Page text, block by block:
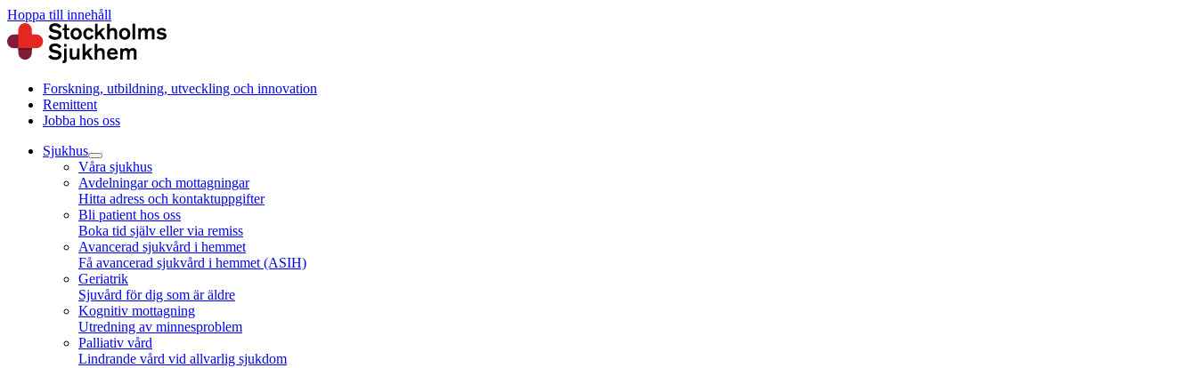
Hoppa till innehåll
Forskning, utbildning, utveckling och innovation
Remittent
Jobba hos oss
Sjukhus
Våra sjukhus
Avdelningar och mottagningar
Hitta adress och kontaktuppgifter
Bli patient hos oss
Boka tid själv eller via remiss
Avancerad sjukvård i hemmet
Få avancerad sjukvård i hemmet (ASIH)
Geriatrik
Sjuvård för dig som är äldre
Kognitiv mottagning
Utredning av minnesproblem
Palliativ vård
Lindrande vård vid allvarlig sjukdom